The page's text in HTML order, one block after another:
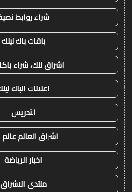
شراء روابط
باقات باك لينك
اشراق لنك، شراء
اعلانات الباك
التدريس
اشراق العالم عالم
اخبار الرياضة
منتدى الاشراق